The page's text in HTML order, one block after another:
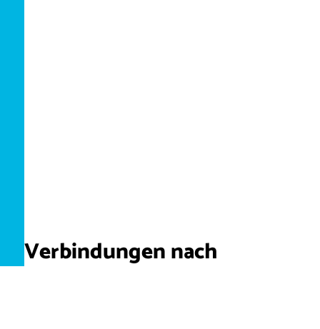
Verbindungen nach
Tschechien